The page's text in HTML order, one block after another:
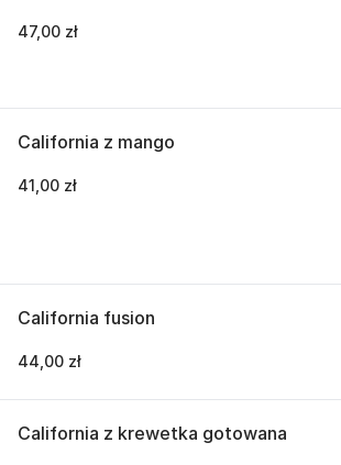
47,00 zł
California z mango
41,00 zł
California fusion
44,00 zł
California z krewetka gotowana